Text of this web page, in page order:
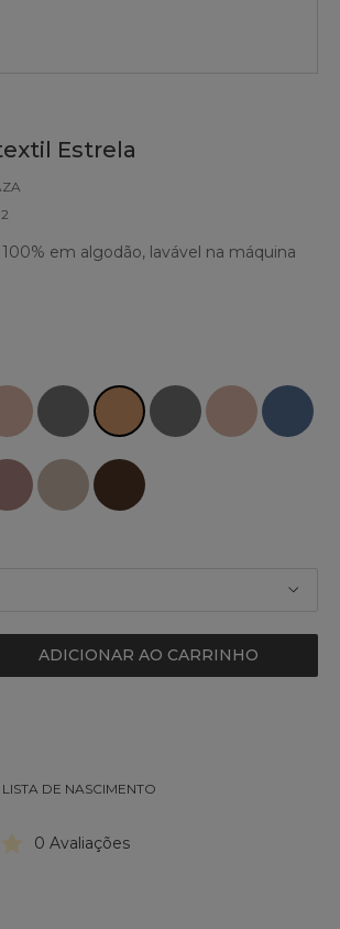
Estrela
em algodão, lavável na máquina
ADICIONAR AO CARRINHO
DE NASCIMENTO
0 Avaliações